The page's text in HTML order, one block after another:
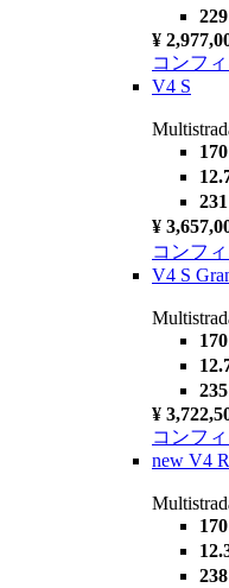
¥
コンフ
V4 S
¥
コンフ
V4 S
¥
コンフ
new V4